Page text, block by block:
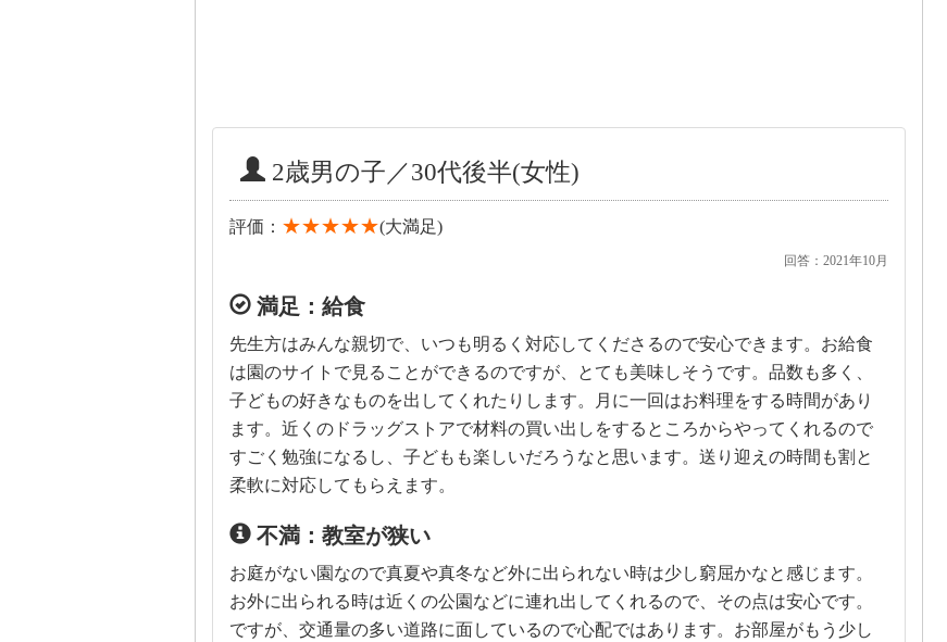
2歳男の子／30代後半(女性)
評価： ★★★★★(大満足)
回答：2021年10月
満足：給食
先生方はみんな親切で、いつも明るく対応してくださるので安心できます。お給食
は園のサイトで見ることができるのですが、とても美味しそうです。品数も多く、
子どもの好きなものを出してくれたりします。月に一回はお料理をする時間があり
ます。近くのドラッグストアで材料の買い出しをするところからやってくれるので
すごく勉強になるし、子どもも楽しいだろうなと思います。送り迎えの時間も割と
柔軟に対応してもらえます。
不満：教室が狭い
お庭がない園なので真夏や真冬など外に出られない時は少し窮屈かなと感じます。
お外に出られる時は近くの公園などに連れ出してくれるので、その点は安心です。
ですが、交通量の多い道路に面しているので心配ではあります。お部屋がもう少し